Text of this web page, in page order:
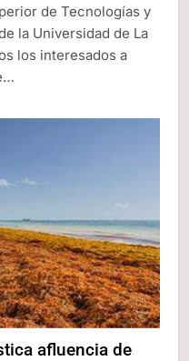
de Tecnologías y
la Universidad de La
los interesados a
afluencia de